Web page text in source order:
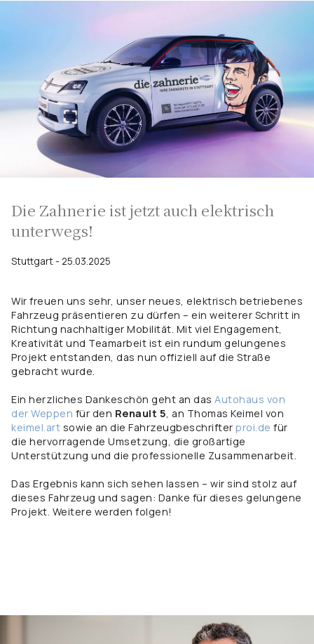
Die Zahnerie ist jetzt auch elektrisch
unterwegs!
Stuttgart - 25.03.2025
Wir freuen uns sehr, unser neues, elektrisch betriebenes
Fahrzeug präsentieren zu dürfen – ein weiterer Schritt in
Richtung nachhaltiger Mobilität. Mit viel Engagement,
Kreativität und Teamarbeit ist ein rundum gelungenes
Projekt entstanden, das nun offiziell auf die Straße
gebracht wurde.
Ein herzliches Dankeschön geht an das Autohaus von
der Weppen für den Renault 5, an Thomas Keimel von
keimel.art sowie an die Fahrzeugbeschrifter proi.de für
die hervorragende Umsetzung, die großartige
Unterstützung und die professionelle Zusammenarbeit.
Das Ergebnis kann sich sehen lassen – wir sind stolz auf
dieses Fahrzeug und sagen: Danke für dieses gelungene
Projekt. Weitere werden folgen!